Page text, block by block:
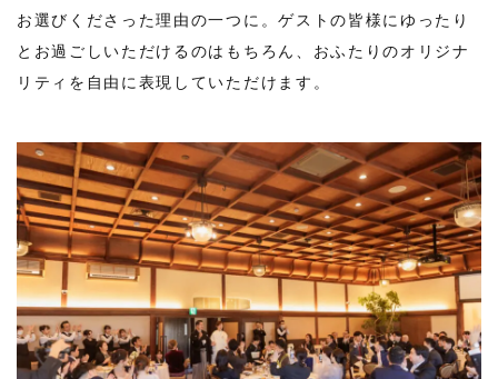
お選びくださった理由の一つに。ゲストの皆様にゆったり
とお過ごしいただけるのはもちろん、おふたりのオリジナ
リティを自由に表現していただけます。